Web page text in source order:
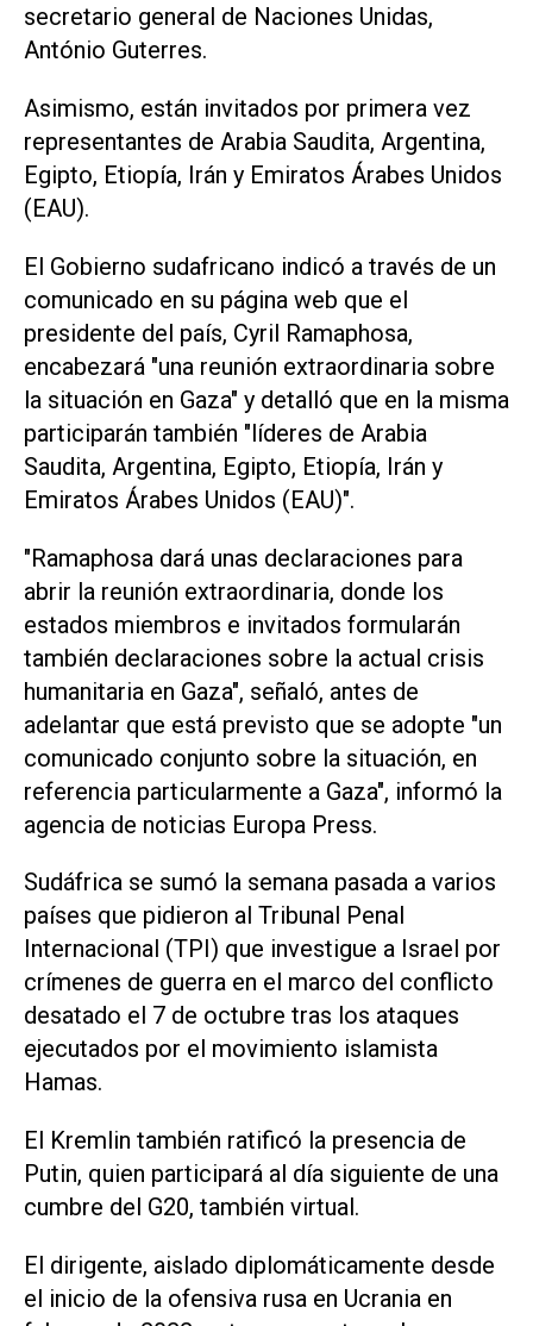
secretario general de Naciones Unidas,
António Guterres.
Asimismo, están invitados por primera vez
representantes de Arabia Saudita, Argentina,
Egipto, Etiopía, Irán y Emiratos Árabes Unidos
(EAU).
El Gobierno sudafricano indicó a través de un
comunicado en su página web que el
presidente del país, Cyril Ramaphosa,
encabezará "una reunión extraordinaria sobre
la situación en Gaza" y detalló que en la misma
participarán también "líderes de Arabia
Saudita, Argentina, Egipto, Etiopía, Irán y
Emiratos Árabes Unidos (EAU)".
"Ramaphosa dará unas declaraciones para
abrir la reunión extraordinaria, donde los
estados miembros e invitados formularán
también declaraciones sobre la actual crisis
humanitaria en Gaza", señaló, antes de
adelantar que está previsto que se adopte "un
comunicado conjunto sobre la situación, en
referencia particularmente a Gaza", informó la
agencia de noticias Europa Press.
Sudáfrica se sumó la semana pasada a varios
países que pidieron al Tribunal Penal
Internacional (TPI) que investigue a Israel por
crímenes de guerra en el marco del conflicto
desatado el 7 de octubre tras los ataques
ejecutados por el movimiento islamista
Hamas.
El Kremlin también ratificó la presencia de
Putin, quien participará al día siguiente de una
cumbre del G20, también virtual.
El dirigente, aislado diplomáticamente desde
el inicio de la ofensiva rusa en Ucrania en